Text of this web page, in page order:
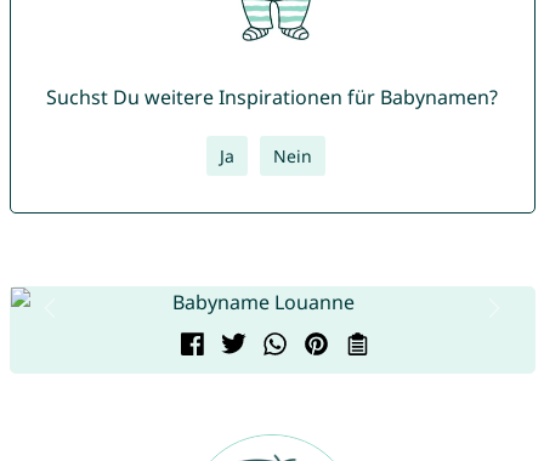
Suchst Du weitere Inspirationen für Babynamen?
Ja Nein